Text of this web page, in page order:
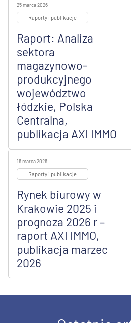
25 marca 2026
Raporty i publikacje
Raport: Analiza
sektora
magazynowo-
produkcyjnego
województwo
łódzkie, Polska
Centralna,
publikacja AXI IMMO
16 marca 2026
Raporty i publikacje
Rynek biurowy w
Krakowie 2025 i
prognoza 2026 r –
raport AXI IMMO,
publikacja marzec
2026